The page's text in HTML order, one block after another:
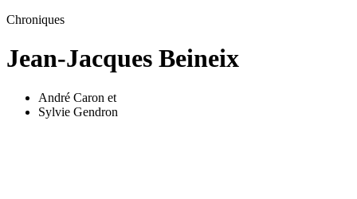
Chroniques
Jean-Jacques Beineix
André Caron et
Sylvie Gendron